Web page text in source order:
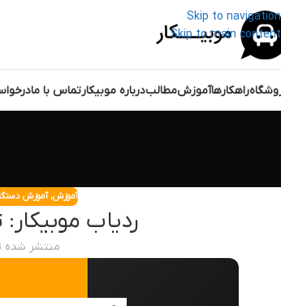
Skip to navigation
Skip to main content
راهکارهاآموزشمطالبدرباره موبیکارتماس با ما
آموزش,آموزش
ردیاب
منتشر شده